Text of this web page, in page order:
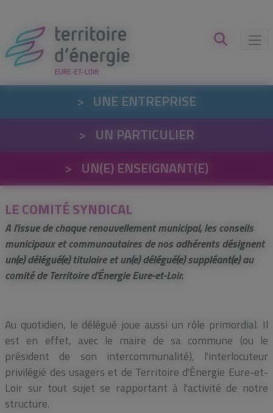
> UNE ENTREPRISE
> UN PARTICULIER
> UN(E) ENSEIGNANT(E)
LE COMITÉ SYNDICAL
A l'issue de chaque renouvellement municipal, les conseils
municipaux et communautaires de nos adhérents désignent
un(e) délégué(e) titulaire et un(e) délégué(e) suppléant(e) au
comité de Territoire d'Énergie Eure-et-Loir.
Au quotidien, le délégué joue aussi un rôle primordial. Il
est en effet, avec le maire de sa commune (ou le
président de son intercommunalité), l'interlocuteur
privilégié des usagers et de Territoire d'Énergie Eure-et-
Loir sur tout sujet se rapportant à l'activité de notre
structure.